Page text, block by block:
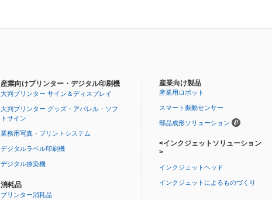
産業向けプリンター・デジタル印刷機
大判プリンター サイン＆ディスプレイ
大判プリンター グッズ・アパレル・ソフ
トサイン
業務用写真・プリントシステム
デジタルラベル印刷機
デジタル捺染機
消耗品
プリンター消耗品
産業向け製品
産業用ロボット
スマート振動センサー
部品成形ソリューション
<インクジェットソリューション
>
インクジェットヘッド
インクジェットによるものづくり